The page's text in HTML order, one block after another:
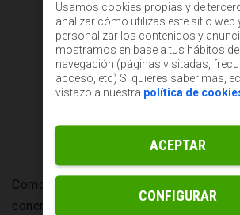
Como ves, cada barra horizontal
concreta y la longitud de cada una de
Usamos cookies propias y de
analizar cómo utilizas este sitio web
personalizar los contenidos y
mostramos en base a tus hábitos de
navegación (páginas visitadas,
acceso, etc) Si quieres saber más,
vistazo a nuestra política de
ACEPTAR
CONFIGURAR